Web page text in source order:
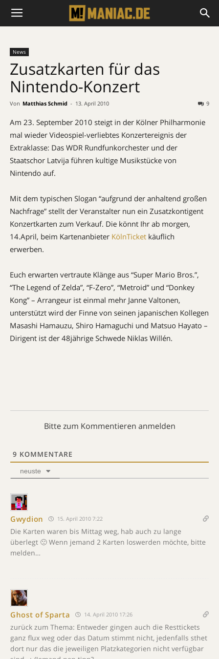
News
Zusatzkarten für das
Nintendo-Konzert
Von Matthias Schmid - 13. April 2010 9
Am 23. September 2010 steigt in der Kölner Philharmonie
mal wieder Videospiel-verliebtes Konzertereignis der
Extraklasse: Das WDR Rundfunkorchester und der
Staatschor Latvija führen kultige Musikstücke von
Nintendo auf.
Mit dem typischen Slogan “aufgrund der anhaltend großen
Nachfrage” stellt der Veranstalter nun ein Zusatzkontigent
Konzertkarten zum Verkauf. Die könnt Ihr ab morgen,
14.April, beim Kartenanbieter KölnTicket käuflich
erwerben.
Euch erwarten vertraute Klänge aus “Super Mario Bros.”,
“The Legend of Zelda”, “F-Zero”, “Metroid” und “Donkey
Kong” – Arrangeur ist einmal mehr Janne Valtonen,
unterstützt wird der Finne von seinen japanischen Kollegen
Masashi Hamauzu, Shiro Hamaguchi und Matsuo Hayato –
Dirigent ist der 48jährige Schwede Niklas Willén.
Bitte zum Kommentieren anmelden
9 KOMMENTARE
neuste
Gwydion 15. April 2010 7:22
Die Karten waren bis Mittag weg, hab auch zu lange
überlegt 🙁 Wenn jemand 2 Karten loswerden möchte, bitte
melden…
Ghost of Sparta 14. April 2010 17:26
zurück zum Thema: Entweder gingen auch die Resttickets
ganz flux weg oder das Datum stimmt nicht, jedenfalls sthet
dort nur das die jeweiligen Platzkategorien nicht verfügbar